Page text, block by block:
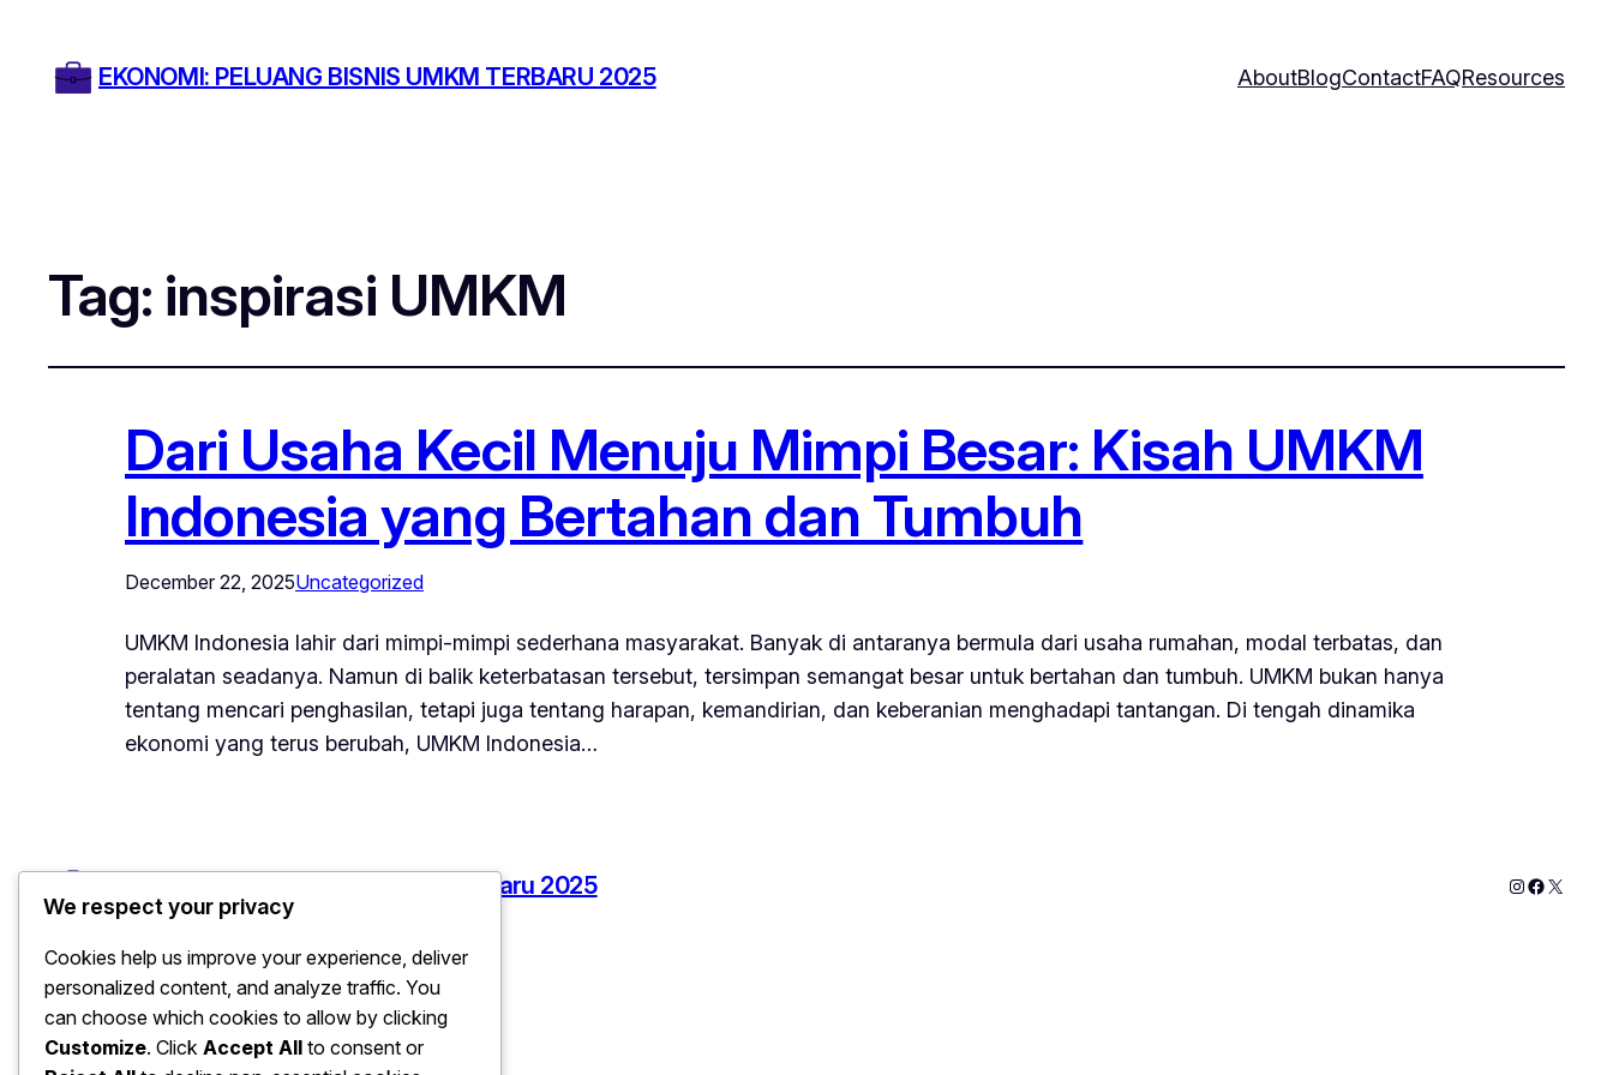
EKONOMI: PELUANG BISNIS UMKM TERBARU 2025 AboutBlogContactFAQResources
Tag: inspirasi UMKM
Dari Usaha Kecil Menuju Mimpi Besar: Kisah UMKM
Indonesia yang Bertahan dan Tumbuh
December 22, 2025Uncategorized
UMKM Indonesia lahir dari mimpi-mimpi sederhana masyarakat. Banyak di antaranya bermula dari usaha rumahan, modal terbatas, dan
peralatan seadanya. Namun di balik keterbatasan tersebut, tersimpan semangat besar untuk bertahan dan tumbuh. UMKM bukan hanya
tentang mencari penghasilan, tetapi juga tentang harapan, kemandirian, dan keberanian menghadapi tantangan. Di tengah dinamika
ekonomi yang terus berubah, UMKM Indonesia…
Ekonomi: Peluang Bisnis UMKM Terbaru 2025 Instagram
X
We respect your privacy
Cookies help us improve your experience, deliver
personalized content, and analyze traffic. You
can choose which cookies to allow by clicking
Customize. Click Accept All to consent or